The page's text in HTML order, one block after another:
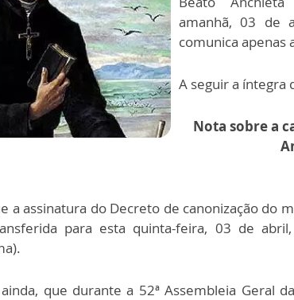
amanhã, 03 de
comunica apenas
A seguir a íntegra
Nota sobre a
a assinatura do Decreto de canonização do
para esta quinta-feira, 03 de
que durante a 52ª Assembleia Geral